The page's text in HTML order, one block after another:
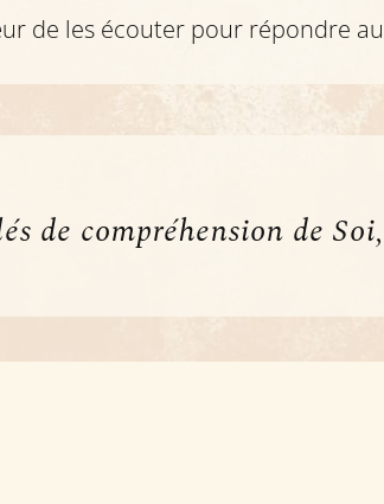
de les écouter pour répondre
de compréhension de Soi,